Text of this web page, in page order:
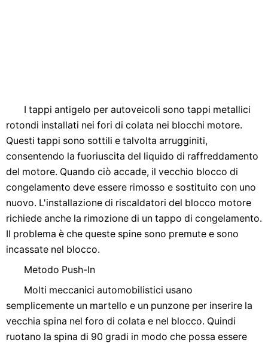
I tappi antigelo per autoveicoli sono tappi metallici
rotondi installati nei fori di colata nei blocchi motore.
Questi tappi sono sottili e talvolta arrugginiti,
consentendo la fuoriuscita del liquido di raffreddamento
del motore. Quando ciò accade, il vecchio blocco di
congelamento deve essere rimosso e sostituito con uno
nuovo. L'installazione di riscaldatori del blocco motore
richiede anche la rimozione di un tappo di congelamento.
Il problema è che queste spine sono premute e sono
incassate nel blocco.
Metodo Push-In
Molti meccanici automobilistici usano
semplicemente un martello e un punzone per inserire la
vecchia spina nel foro di colata e nel blocco. Quindi
ruotano la spina di 90 gradi in modo che possa essere